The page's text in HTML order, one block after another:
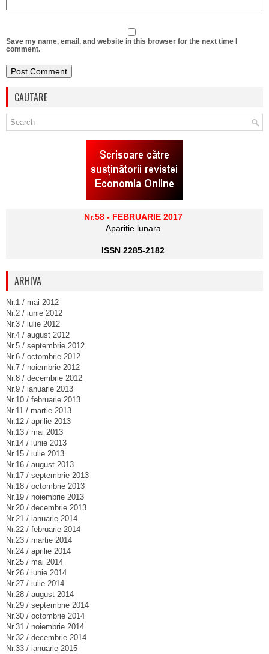
Save my name, email, and website in this browser for the next time I
comment.
CAUTARE
Nr.58 - FEBRUARIE 2017
Aparitie lunara
ISSN 2285-2182
ARHIVA
Nr.1 / mai 2012
Nr.2 / iunie 2012
Nr.3 / iulie 2012
Nr.4 / august 2012
Nr.5 / septembrie 2012
Nr.6 / octombrie 2012
Nr.7 / noiembrie 2012
Nr.8 / decembrie 2012
Nr.9 / ianuarie 2013
Nr.10 / februarie 2013
Nr.11 / martie 2013
Nr.12 / aprilie 2013
Nr.13 / mai 2013
Nr.14 / iunie 2013
Nr.15 / iulie 2013
Nr.16 / august 2013
Nr.17 / septembrie 2013
Nr.18 / octombrie 2013
Nr.19 / noiembrie 2013
Nr.20 / decembrie 2013
Nr.21 / ianuarie 2014
Nr.22 / februarie 2014
Nr.23 / martie 2014
Nr.24 / aprilie 2014
Nr.25 / mai 2014
Nr.26 / iunie 2014
Nr.27 / iulie 2014
Nr.28 / august 2014
Nr.29 / septembrie 2014
Nr.30 / octombrie 2014
Nr.31 / noiembrie 2014
Nr.32 / decembrie 2014
Nr.33 / ianuarie 2015